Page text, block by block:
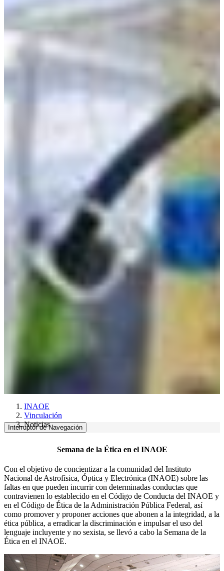
INAOE
Vinculación
Noticias
Interruptor de Navegación
Semana de la Ética en el INAOE
Con el objetivo de concientizar a la comunidad del Instituto
Nacional de Astrofísica, Óptica y Electrónica (INAOE) sobre las
faltas en que pueden incurrir con determinadas conductas que
contravienen lo establecido en el Código de Conducta del INAOE y
en el Código de Ética de la Administración Pública Federal, así
como promover y proponer acciones que abonen a la integridad, a la
ética pública, a erradicar la discriminación e impulsar el uso del
lenguaje incluyente y no sexista, se llevó a cabo la Semana de la
Ética en el INAOE.